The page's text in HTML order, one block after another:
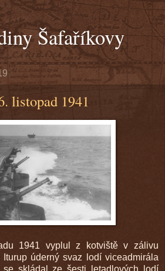
Šafaříkovy
listopad 1941
1941 vyplul z kotviště v zálivu
úderný svaz lodí viceadmirála
skládal ze šesti letadlových lodí